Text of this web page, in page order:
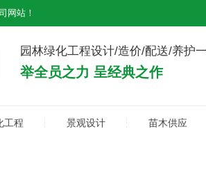
网站！
园林绿化工程设计/造价/配送/养护
举全员之力 呈经典之作
工程 景观设计 苗木供应